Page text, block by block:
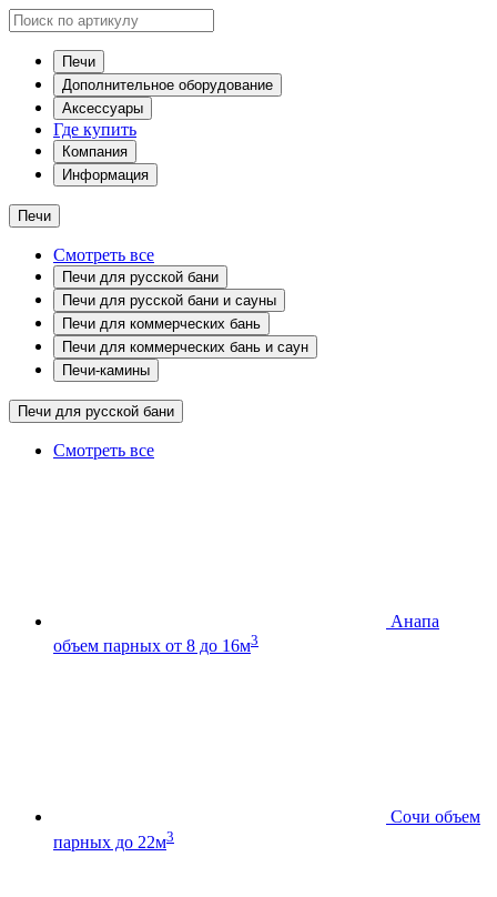
Печи
Дополнительное оборудование
Аксессуары
Где купить
Компания
Информация
Печи
Смотреть все
Печи для русской бани
Печи для русской бани и сауны
Печи для коммерческих бань
Печи для коммерческих бань и саун
Печи-камины
Печи для русской бани
Смотреть все
Анапа
объем парных от 8 до 16м3
Сочи объем
парных до 22м3